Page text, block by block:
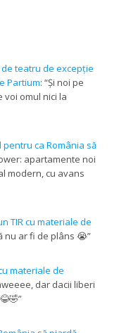
de teatru de excepție
Partium: “Și noi pe
voi omul nici la
pentru ca România să
apartamente noi
modern, cu avans
TIR cu materiale de
nu ar fi de plâns 😭”
materiale de
dar dacii liberi
”